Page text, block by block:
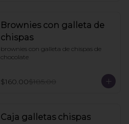
Brownies con galleta de
chispas
brownies con galleta de chispas de
chocolate
$160.00$185.00
Caja galletas chispas